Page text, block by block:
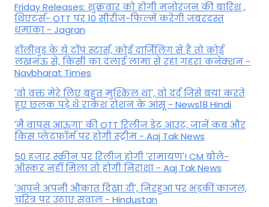
Friday Releases: शुक्रवार को होगी मनोरंजन की बारिश ,
थिएटर्स- OTT पर 10 सीरीज-फिल्में करेंगी जबरदस्त
धमाका - Jagran
हॉलीवुड के ये टॉप स्टार्स, कोई दार्जिलिंग से हैं तो कोई
लखनऊ से, किसी का दलाई लामा से रहा गहरा कनेक्शन -
Navbharat Times
'वो वक्त मेरे लिए बहुत मुश्किल था', वो दर्द जिसे बयां करते
हुए छलक पड़े थे राकेश रोशन के आंसू - News18 Hindi
'मैं वापस आऊंगा' की OTT रिलीज डेट आउट, जानें कब और
किस प्लेटफॉर्म पर होगी स्ट्रीम - Aaj Tak News
50 हजार स्क्रीन पर रिलीज होगी 'रामायण'! CM बोले-
ऑस्कर नहीं मिला तो होगी निराशा - Aaj Tak News
'आपने अपनी औकात दिखा दी', निरहुआ पर भड़कीं काजल,
चरित्र पर उठाए सवाल - Hindustan